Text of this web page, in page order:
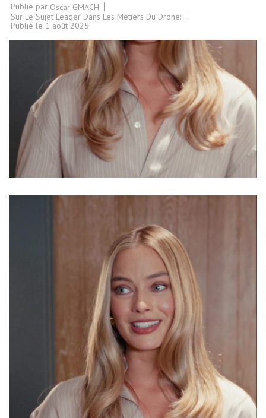
Publié par Oscar GMACH
Sur Le Sujet Leader Dans Les Métiers Du Drone:
Publié le 1 août 2025